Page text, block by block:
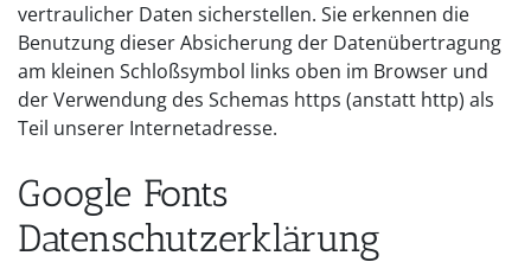
vertraulicher Daten sicherstellen. Sie erkennen die
Benutzung dieser Absicherung der Datenübertragung
am kleinen Schloßsymbol links oben im Browser und
der Verwendung des Schemas https (anstatt http) als
Teil unserer Internetadresse.
Google Fonts
Datenschutzerklärung